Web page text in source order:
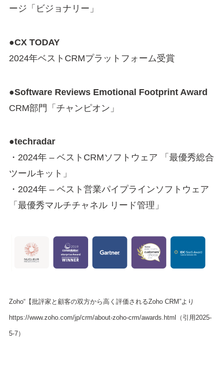
ージ「ビジョナリー」
●CX TODAY
2024年ベストCRMプラットフォーム受賞
●Software Reviews Emotional Footprint Award
CRM部門「チャンピオン」
●techradar
・2024年 – ベストCRMソフトウェア 「最優秀総合
ツールキット」
・2024年 – ベスト営業パイプラインソフトウェア
「最優秀マルチチャネル リード管理」
Zoho“【批評家と顧客の双方から高く評価されるZoho CRM”より
https://www.zoho.com/jp/crm/about-zoho-crm/awards.html（引用2025-
5-7）